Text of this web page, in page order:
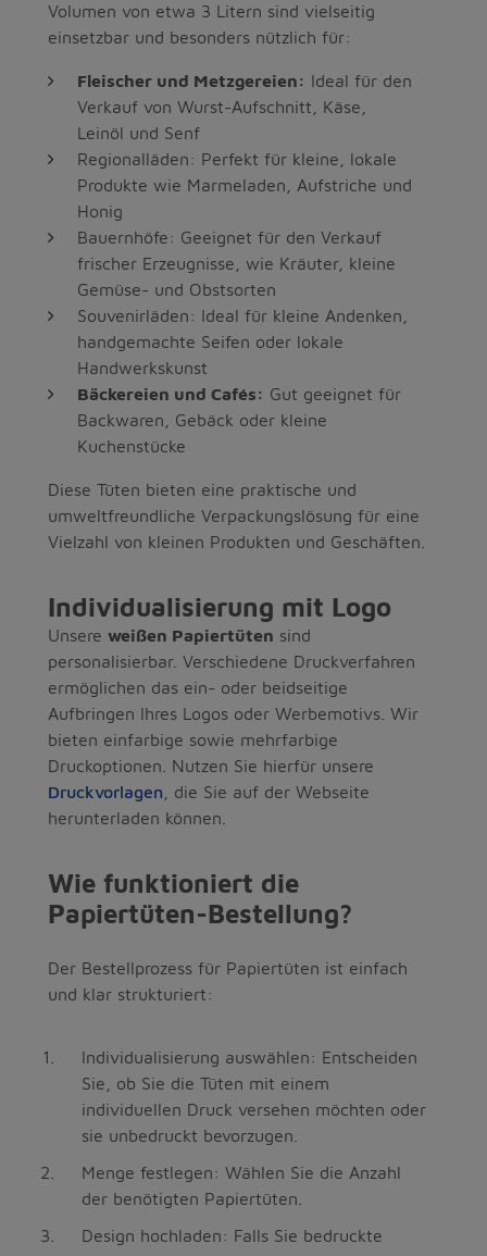
Volumen von etwa 3 Litern sind vielseitig
einsetzbar und besonders nützlich für:
Fleischer und Metzgereien: Ideal für den
Verkauf von Wurst-Aufschnitt, Käse,
Leinöl und Senf
Regionalläden: Perfekt für kleine, lokale
Produkte wie Marmeladen, Aufstriche und
Honig
Bauernhöfe: Geeignet für den Verkauf
frischer Erzeugnisse, wie Kräuter, kleine
Gemüse- und Obstsorten
Souvenirläden: Ideal für kleine Andenken,
handgemachte Seifen oder lokale
Handwerkskunst
Bäckereien und Cafés: Gut geeignet für
Backwaren, Gebäck oder kleine
Kuchenstücke
Diese Tüten bieten eine praktische und
umweltfreundliche Verpackungslösung für eine
Vielzahl von kleinen Produkten und Geschäften.
Individualisierung mit Logo
Unsereweißen Papiertüten sind
personalisierbar. Verschiedene Druckverfahren
ermöglichen das ein- oder beidseitige
Aufbringen Ihres Logos oder Werbemotivs. Wir
bieten einfarbige sowie mehrfarbige
Druckoptionen. Nutzen Sie hierfür unsere
Druckvorlagen , die Sie auf der Webseite
herunterladen können.
Wie funktioniert die
Papiertüten-Bestellung?
Der Bestellprozess für Papiertüten ist einfach
und klar strukturiert:
Individualisierung auswählen: Entscheiden
Sie, ob Sie die Tüten mit einem
individuellen Druck versehen möchten oder
sie unbedruckt bevorzugen.
Menge festlegen: Wählen Sie die Anzahl
der benötigten Papiertüten.
Design hochladen: Falls Sie bedruckte